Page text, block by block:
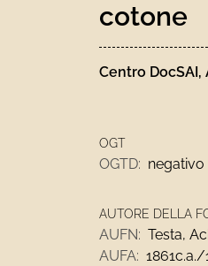
cotone
Centro
OGT
OGTD: negativo
AUTORE DELLA
AUFN: Testa,
AUFA: 1861c.a./